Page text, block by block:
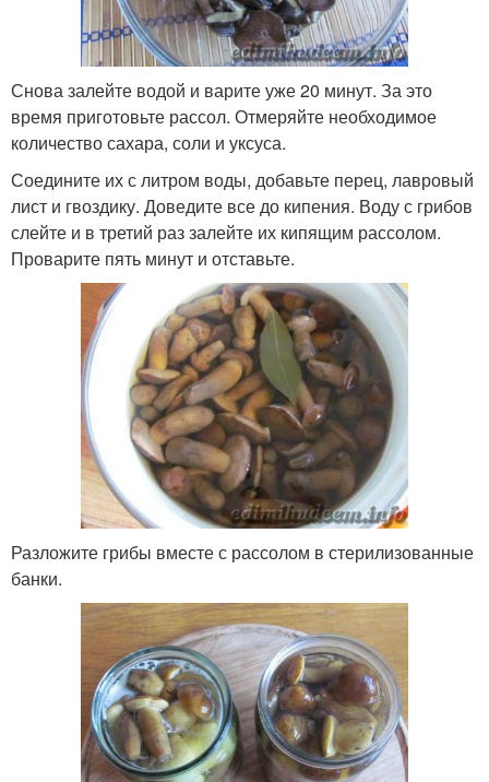
Снова залейте водой и варите уже 20 минут. За это
время приготовьте рассол. Отмеряйте необходимое
количество сахара, соли и уксуса.
Соедините их с литром воды, добавьте перец, лавровый
лист и гвоздику. Доведите все до кипения. Воду с грибов
слейте и в третий раз залейте их кипящим рассолом.
Проварите пять минут и отставьте.
Разложите грибы вместе с рассолом в стерилизованные
банки.